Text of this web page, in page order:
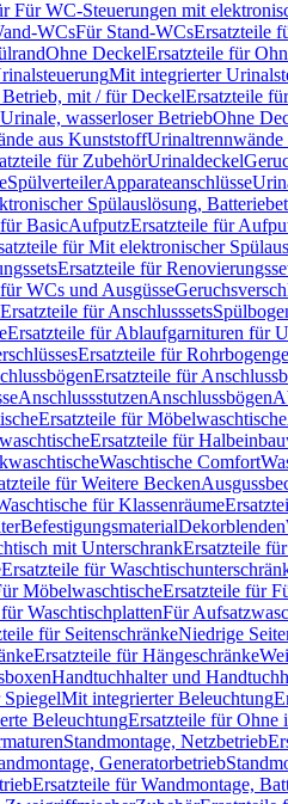
Für WC-Steuerungen mit
WCsFür Stand-WCsErsatzteile
Ohne DeckelErsatzteile für
Mit integrierter
mit / für DeckelErsatzteile
wasserloser BetriebOhne
aus KunststoffUrinaltrennwände
für ZubehörUrinaldeckel
SpülverteilerApparateanschlüsse
Spülauslösung,
BasicAufputzErsatzteile für
für Mit elektronischer
Ersatzteile für
WCs und Ausgüsse
Ersatzteile für Anschlusssets
Ersatzteile für Ablaufgarnituren für
Ersatzteile für
Ersatzteile für
AnschlussstutzenAnschlussbögen
Ersatzteile für Möbelwaschtische
Ersatzteile für
Waschtische Comfort
für Weitere Becken
für Klassenräume
BefestigungsmaterialDekorblenden
mit UnterschrankErsatzteile
Ersatzteile für
MöbelwaschtischeErsatzteile für
WaschtischplattenFür
für SeitenschränkeNiedrige
Ersatzteile für Hängeschränke
Handtuchhalter und
Mit integrierter Beleuchtung
BeleuchtungErsatzteile für Ohne
Standmontage, Netzbetrieb
Generatorbetrieb
Ersatzteile für Wandmontage,